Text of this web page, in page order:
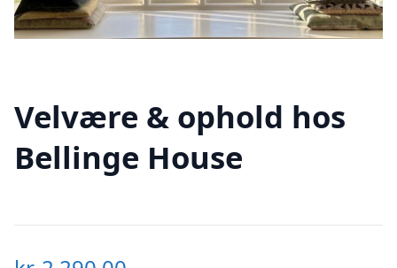
Velvære & ophold hos
Bellinge House